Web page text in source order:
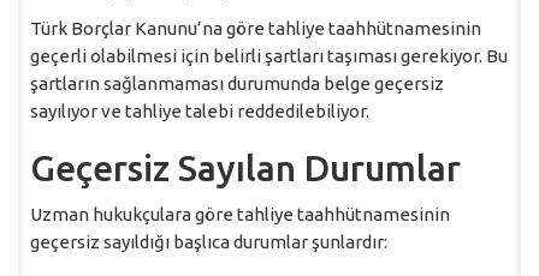
Türk Borçlar Kanunu’na göre tahliye taahhütnamesinin
geçerli olabilmesi için belirli şartları taşıması gerekiyor. Bu
şartların sağlanmaması durumunda belge geçersiz
sayılıyor ve tahliye talebi reddedilebiliyor.
Geçersiz Sayılan Durumlar
Uzman hukukçulara göre tahliye taahhütnamesinin
geçersiz sayıldığı başlıca durumlar şunlardır: